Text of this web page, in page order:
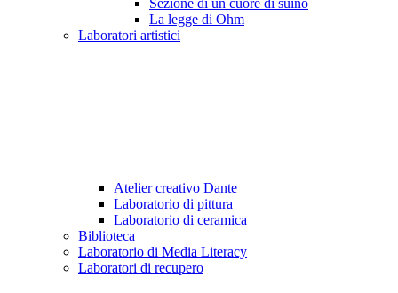
Sezione di un cuore di suino
La legge di Ohm
Laboratori artistici
Atelier creativo Dante
Laboratorio di pittura
Laboratorio di ceramica
Biblioteca
Laboratorio di Media Literacy
Laboratori di recupero